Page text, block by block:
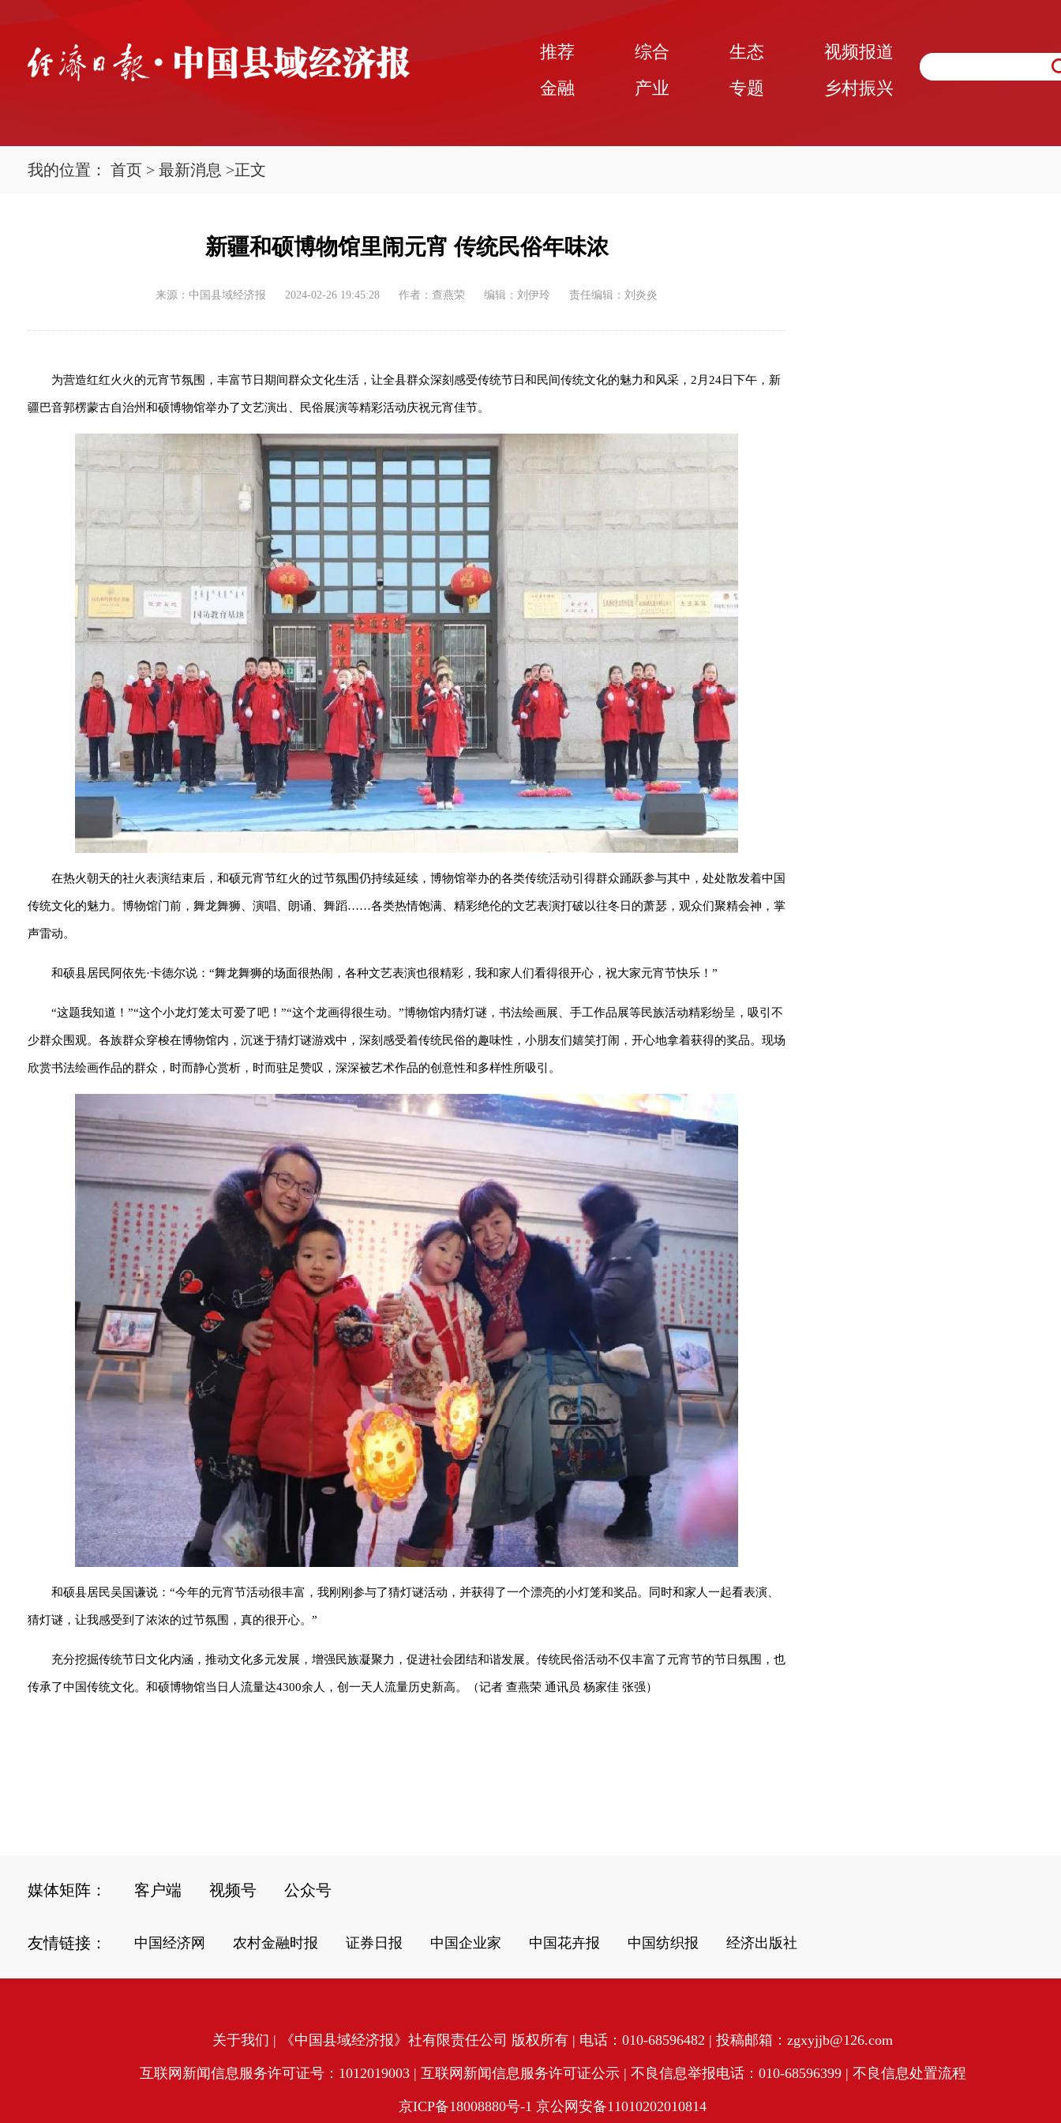
推荐 综合 生态
视频报道
金融
产业 专题 乡村振兴
我的位置： 首页 > 最新消息 >正文
新疆和硕博物馆里闹元宵 传统民俗年味浓
来源：中国县域经济报 2024-02-26 19:45:28 作者：查燕荣 编辑：刘伊玲 责任编辑：刘炎炎
为营造红红火火的元宵节氛围，丰富节日期间群众文化生活，让全县群众深刻感受传统节日和民间传统文化的魅力和风采，2月24日下午，新
疆巴音郭楞蒙古自治州和硕博物馆举办了文艺演出、民俗展演等精彩活动庆祝元宵佳节。
在热火朝天的社火表演结束后，和硕元宵节红火的过节氛围仍持续延续，博物馆举办的各类传统活动引得群众踊跃参与其中，处处散发着中国
传统文化的魅力。博物馆门前，舞龙舞狮、演唱、朗诵、舞蹈……各类热情饱满、精彩绝伦的文艺表演打破以往冬日的萧瑟，观众们聚精会神，掌
声雷动。
和硕县居民阿依先·卡德尔说：“舞龙舞狮的场面很热闹，各种文艺表演也很精彩，我和家人们看得很开心，祝大家元宵节快乐！”
“这题我知道！”“这个小龙灯笼太可爱了吧！”“这个龙画得很生动。”博物馆内猜灯谜，书法绘画展、手工作品展等民族活动精彩纷呈，吸引不
少群众围观。各族群众穿梭在博物馆内，沉迷于猜灯谜游戏中，深刻感受着传统民俗的趣味性，小朋友们嬉笑打闹，开心地拿着获得的奖品。现场
欣赏书法绘画作品的群众，时而静心赏析，时而驻足赞叹，深深被艺术作品的创意性和多样性所吸引。
和硕县居民吴国谦说：“今年的元宵节活动很丰富，我刚刚参与了猜灯谜活动，并获得了一个漂亮的小灯笼和奖品。同时和家人一起看表演、
猜灯谜，让我感受到了浓浓的过节氛围，真的很开心。”
充分挖掘传统节日文化内涵，推动文化多元发展，增强民族凝聚力，促进社会团结和谐发展。传统民俗活动不仅丰富了元宵节的节日氛围，也
传承了中国传统文化。和硕博物馆当日人流量达4300余人，创一天人流量历史新高。（记者 查燕荣 通讯员 杨家佳 张强）
媒体矩阵： 客户端 视频号 公众号
友情链接： 中国经济网 农村金融时报 证券日报 中国企业家 中国花卉报 中国纺织报 经济出版社
关于我们 | 《中国县域经济报》社有限责任公司 版权所有 | 电话：010-68596482 | 投稿邮箱：zgxyjjb@126.com
互联网新闻信息服务许可证号：1012019003 | 互联网新闻信息服务许可证公示| 不良信息举报电话：010-68596399 | 不良信息处置流程
京ICP备18008880号-1 京公网安备11010202010814